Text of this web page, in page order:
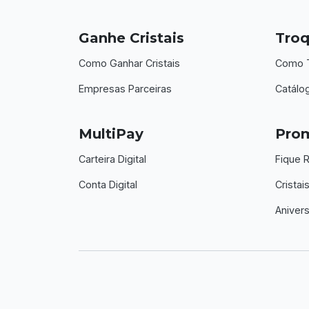
Ganhe Cristais
Como Ganhar Cristais
Empresas Parceiras
MultiPay
Carteira Digital
Conta Digital
Como
Fique